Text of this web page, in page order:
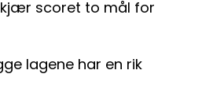
scoret to mål for
lagene har en rik